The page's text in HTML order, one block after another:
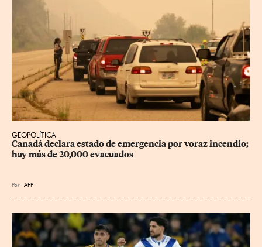
GEOPOLÍTICA
Canadá declara estado de emergencia por voraz incendio;
hay más de 20,000 evacuados
Por AFP